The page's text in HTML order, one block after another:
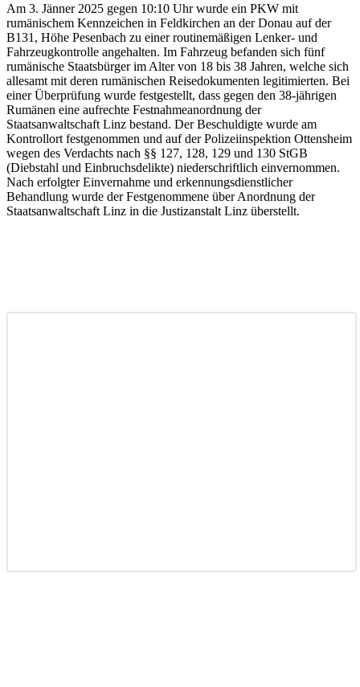
Am 3. Jänner 2025 gegen 10:10 Uhr wurde ein PKW mit
rumänischem Kennzeichen in Feldkirchen an der Donau auf der
B131, Höhe Pesenbach zu einer routinemäßigen Lenker- und
Fahrzeugkontrolle angehalten. Im Fahrzeug befanden sich fünf
rumänische Staatsbürger im Alter von 18 bis 38 Jahren, welche sich
allesamt mit deren rumänischen Reisedokumenten legitimierten. Bei
einer Überprüfung wurde festgestellt, dass gegen den 38-jährigen
Rumänen eine aufrechte Festnahmeanordnung der
Staatsanwaltschaft Linz bestand. Der Beschuldigte wurde am
Kontrollort festgenommen und auf der Polizeiinspektion Ottensheim
wegen des Verdachts nach §§ 127, 128, 129 und 130 StGB
(Diebstahl und Einbruchsdelikte) niederschriftlich einvernommen.
Nach erfolgter Einvernahme und erkennungsdienstlicher
Behandlung wurde der Festgenommene über Anordnung der
Staatsanwaltschaft Linz in die Justizanstalt Linz überstellt.